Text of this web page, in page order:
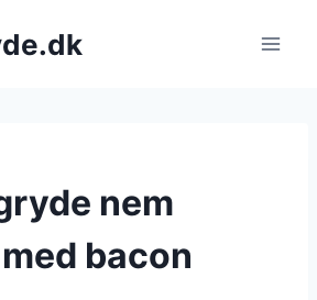
nem
bacon